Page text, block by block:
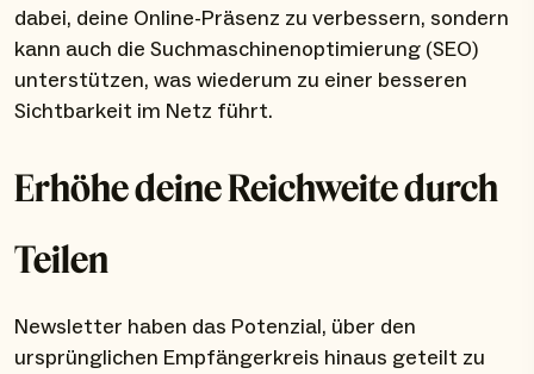
dabei, deine Online-Präsenz zu verbessern, sondern
kann auch die Suchmaschinenoptimierung (SEO)
unterstützen, was wiederum zu einer besseren
Sichtbarkeit im Netz führt.
Erhöhe deine Reichweite durch
Teilen
Newsletter haben das Potenzial, über den
ursprünglichen Empfängerkreis hinaus geteilt zu